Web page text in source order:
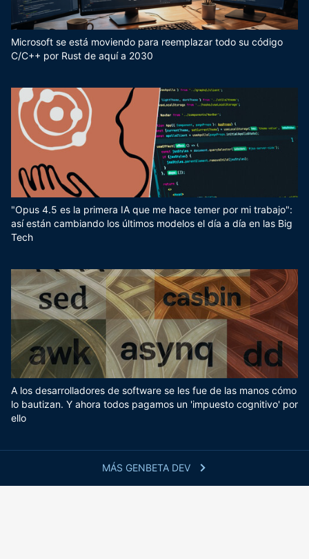
MÁS GENBETA DEV
Microsoft se está moviendo para reemplazar todo su código
C/C++ por Rust de aquí a 2030
"Opus 4.5 es la primera IA que me hace temer por mi trabajo":
así están cambiando los últimos modelos el día a día en las Big
Tech
A los desarrolladores de software se les fue de las manos cómo
lo bautizan. Y ahora todos pagamos un 'impuesto cognitivo' por
ello